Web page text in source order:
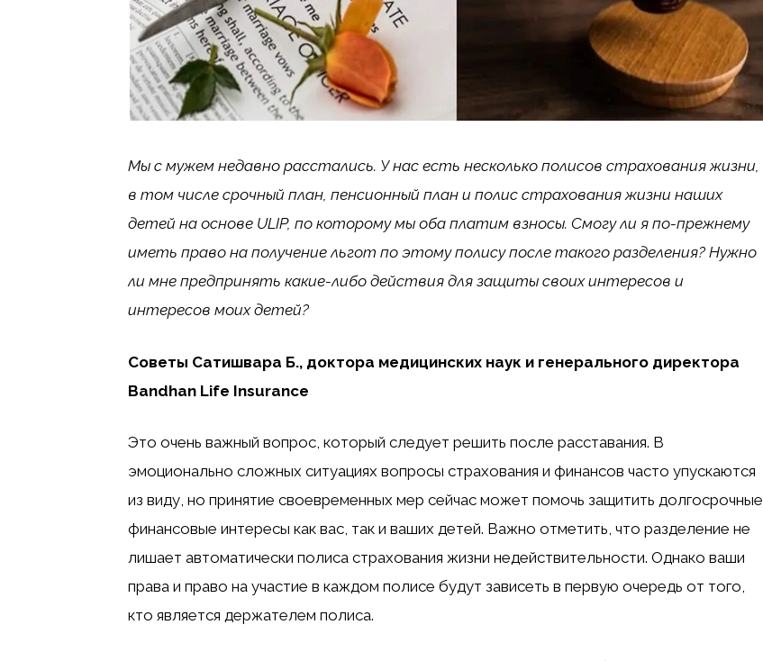
Мы с мужем недавно расстались. У нас есть несколько полисов страхования жизни,
в том числе срочный план, пенсионный план и полис страхования жизни наших
детей на основе ULIP, по которому мы оба платим взносы. Смогу ли я по-прежнему
иметь право на получение льгот по этому полису после такого разделения? Нужно
ли мне предпринять какие-либо действия для защиты своих интересов и
интересов моих детей?
Советы Сатишвара Б., доктора медицинских наук и генерального директора
Bandhan Life Insurance
Это очень важный вопрос, который следует решить после расставания. В
эмоционально сложных ситуациях вопросы страхования и финансов часто упускаются
из виду, но принятие своевременных мер сейчас может помочь защитить долгосрочные
финансовые интересы как вас, так и ваших детей. Важно отметить, что разделение не
лишает автоматически полиса страхования жизни недействительности. Однако ваши
права и право на участие в каждом полисе будут зависеть в первую очередь от того,
кто является держателем полиса.